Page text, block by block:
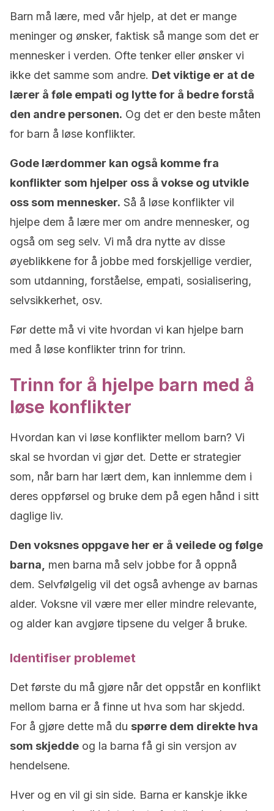
Barn må lære, med vår hjelp, at det er mange
meninger og ønsker, faktisk så mange som det er
mennesker i verden. Ofte tenker eller ønsker vi
ikke det samme som andre. Det viktige er at de
lærer å føle empati og lytte for å bedre forstå
den andre personen. Og det er den beste måten
for barn å løse konflikter.
Gode lærdommer kan også komme fra
konflikter som hjelper oss å vokse og utvikle
oss som mennesker. Så å løse konflikter vil
hjelpe dem å lære mer om andre mennesker, og
også om seg selv. Vi må dra nytte av disse
øyeblikkene for å jobbe med forskjellige verdier,
som utdanning, forståelse, empati, sosialisering,
selvsikkerhet, osv.
Før dette må vi vite hvordan vi kan hjelpe barn
med å løse konflikter trinn for trinn.
Trinn for å hjelpe barn med å
løse konflikter
Hvordan kan vi løse konflikter mellom barn? Vi
skal se hvordan vi gjør det. Dette er strategier
som, når barn har lært dem, kan innlemme dem i
deres oppførsel og bruke dem på egen hånd i sitt
daglige liv.
Den voksnes oppgave her er å veilede og følge
barna,
men barna må selv jobbe for å oppnå
dem. Selvfølgelig vil det også avhenge av barnas
alder. Voksne vil være mer eller mindre relevante,
og alder kan avgjøre tipsene du velger å bruke.
Identifiser problemet
Det første du må gjøre når det oppstår en konflikt
mellom barna er å finne ut hva som har skjedd.
For å gjøre dette må du spørre dem direkte hva
som skjedde og la barna få gi sin versjon av
hendelsene.
Hver og en vil gi sin side. Barna er kanskje ikke